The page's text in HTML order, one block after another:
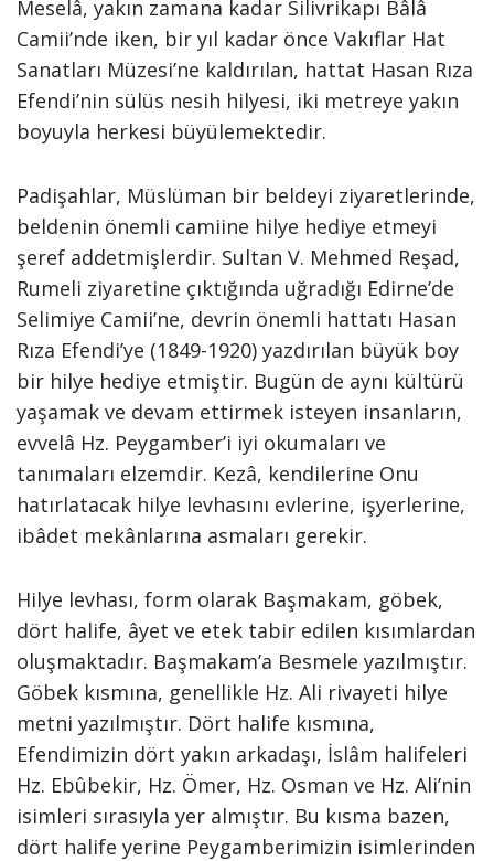
Meselâ, yakın zamana kadar Silivrikapı Bâlâ
Camii’nde iken, bir yıl kadar önce Vakıflar Hat
Sanatları Müzesi’ne kaldırılan, hattat Hasan Rıza
Efendi’nin sülüs nesih hilyesi, iki metreye yakın
boyuyla herkesi büyülemektedir.
Padişahlar, Müslüman bir beldeyi ziyaretlerinde,
beldenin önemli camiine hilye hediye etmeyi
şeref addetmişlerdir. Sultan V. Mehmed Reşad,
Rumeli ziyaretine çıktığında uğradığı Edirne’de
Selimiye Camii’ne, devrin önemli hattatı Hasan
Rıza Efendi’ye (1849-1920) yazdırılan büyük boy
bir hilye hediye etmiştir. Bugün de aynı kültürü
yaşamak ve devam ettirmek isteyen insanların,
evvelâ Hz. Peygamber’i iyi okumaları ve
tanımaları elzemdir. Kezâ, kendilerine Onu
hatırlatacak hilye levhasını evlerine, işyerlerine,
ibâdet mekânlarına asmaları gerekir.
Hilye levhası, form olarak Başmakam, göbek,
dört halife, âyet ve etek tabir edilen kısımlardan
oluşmaktadır. Başmakam’a Besmele yazılmıştır.
Göbek kısmına, genellikle Hz. Ali rivayeti hilye
metni yazılmıştır. Dört halife kısmına,
Efendimizin dört yakın arkadaşı, İslâm halifeleri
Hz. Ebûbekir, Hz. Ömer, Hz. Osman ve Hz. Ali’nin
isimleri sırasıyla yer almıştır. Bu kısma bazen,
dört halife yerine Peygamberimizin isimlerinden